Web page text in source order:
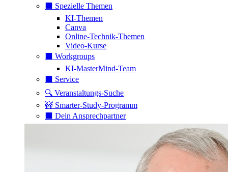
⬛️ Spezielle Themen
KI-Themen
Canva
Online-Technik-Themen
Video-Kurse
⬛️ Workgroups
KI-MasterMind-Team
⬛️ Service
🔍 Veranstaltungs-Suche
🚧 Smarter-Study-Programm
⬛️ Dein Ansprechpartner